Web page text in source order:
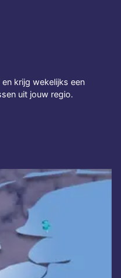
krijg wekelijks een
uit jouw regio.